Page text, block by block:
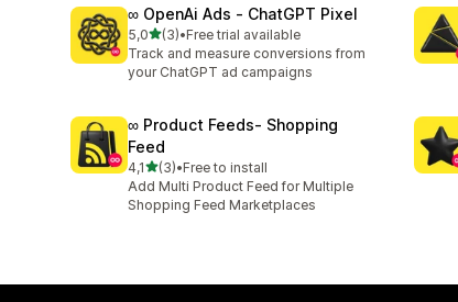
∞ OpenAi Ads ‑ ChatGPT Pixel
5,0na 5 gwiazdek
(3)
Łączna liczba recenzji: 3
•Free trial available
Track and measure conversions from
your ChatGPT ad campaigns
∞ Product Feeds‑ Shopping
Feed
4,1na 5 gwiazdek
(3)
Łączna liczba recenzji: 3
•Free to install
Add Multi Product Feed for Multiple
Shopping Feed Marketplaces